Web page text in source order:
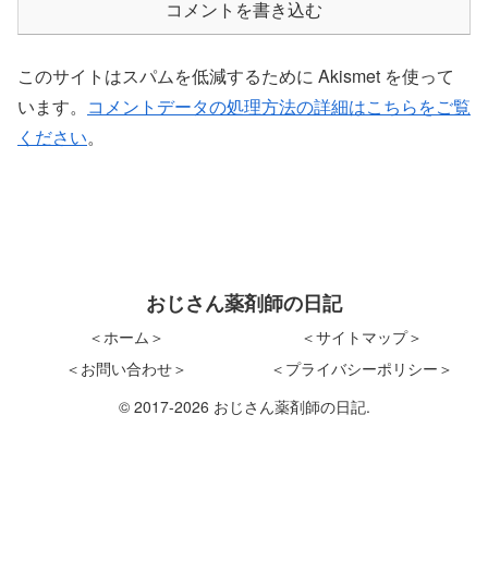
コメントを書き込む
このサイトはスパムを低減するために Akismet を使って
います。 コメントデータの処理方法の詳細はこちらをご覧
ください。
おじさん薬剤師の日記
＜ホーム＞
＜サイトマップ＞
＜お問い合わせ＞
＜プライバシーポリシー＞
© 2017-2026 おじさん薬剤師の日記.